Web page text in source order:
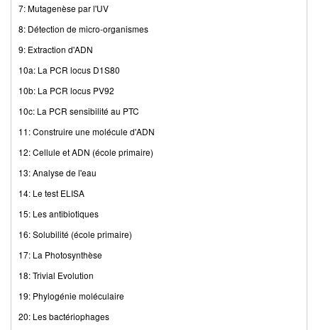
7: Mutagenèse par l'UV
8: Détection de micro-organismes
9: Extraction d'ADN
10a: La PCR locus D1S80
10b: La PCR locus PV92
10c: La PCR sensibilité au PTC
11: Construire une molécule d'ADN
12: Cellule et ADN (école primaire)
13: Analyse de l'eau
14: Le test ELISA
15: Les antibiotiques
16: Solubilité (école primaire)
17: La Photosynthèse
18: Trivial Evolution
19: Phylogénie moléculaire
20: Les bactériophages